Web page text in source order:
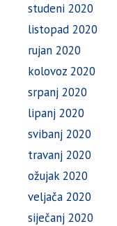
studeni 2020
listopad 2020
rujan 2020
kolovoz 2020
srpanj 2020
lipanj 2020
svibanj 2020
travanj 2020
ožujak 2020
veljača 2020
siječanj 2020